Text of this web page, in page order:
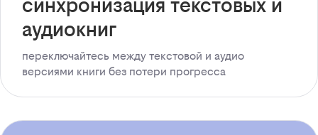
синхронизация текстовых и
аудиокниг
переключайтесь между текстовой и аудио
версиями книги без потери прогресса